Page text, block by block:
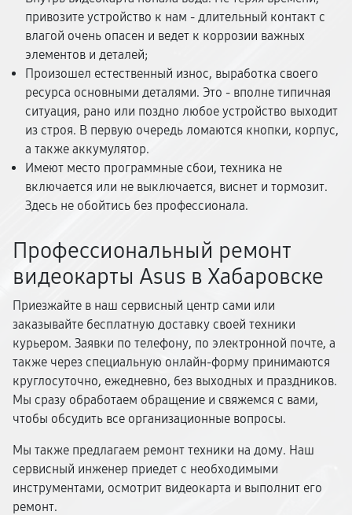
привозите устройство к нам - длительный контакт с
влагой очень опасен и ведет к коррозии важных
элементов и деталей;
Произошел естественный износ, выработка своего
ресурса основными деталями. Это - вполне типичная
ситуация, рано или поздно любое устройство выходит
из строя. В первую очередь ломаются кнопки, корпус,
а также аккумулятор.
Имеют место программные сбои, техника не
включается или не выключается, виснет и тормозит.
Здесь не обойтись без профессионала.
Профессиональный ремонт
видеокарты Asus в Хабаровске
Приезжайте в наш сервисный центр сами или
заказывайте бесплатную доставку своей техники
курьером. Заявки по телефону, по электронной почте, а
также через специальную онлайн-форму принимаются
круглосуточно, ежедневно, без выходных и праздников.
Мы сразу обработаем обращение и свяжемся с вами,
чтобы обсудить все организационные вопросы.
Мы также предлагаем ремонт техники на дому. Наш
сервисный инженер приедет с необходимыми
инструментами, осмотрит видеокарта и выполнит его
ремонт.